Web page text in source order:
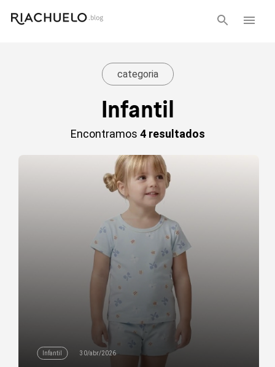
categoria
Infantil
Encontramos 4 resultados
Infantil 30/abr/2026